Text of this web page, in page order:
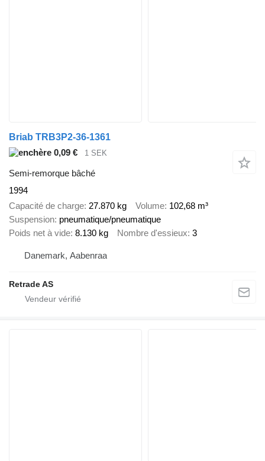
Briab TRB3P2-36-1361
0,09 €
1 SEK
Semi-remorque bâché
1994
Capacité de charge 27.870 kg Volume 102,68 m³
Suspension pneumatique/pneumatique
Poids net à vide 8.130 kg Nombre d'essieux 3
Danemark, Aabenraa
Retrade AS